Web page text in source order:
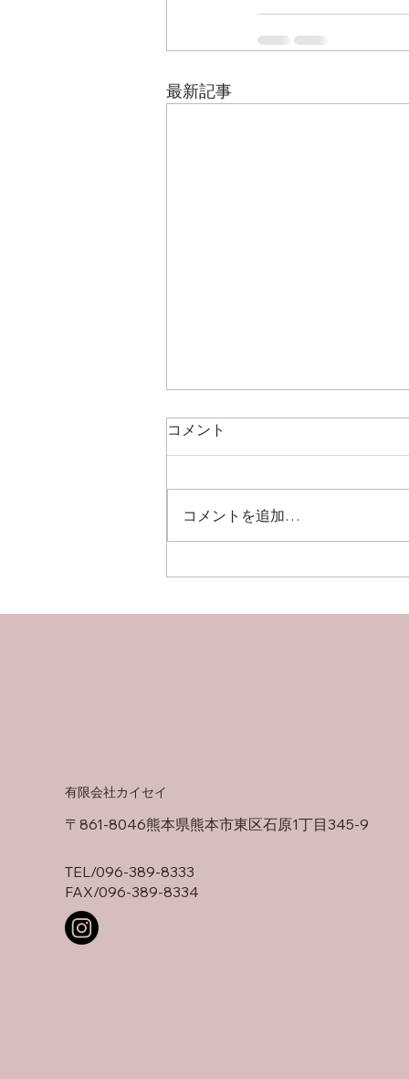
最新記事
コメント
コメントを追加…
有限会社カイセイ
〒861-8046熊本県熊本市東区石原1丁目345-9
TEL/096-389-8333
FAX/096-389-8334